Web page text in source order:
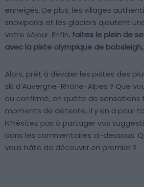
enneigés. De plus, les villages
snowparks et les glaciers ajoutent
votre séjour. Enfin, faites le plein de
avec la piste olympique de
Alors, prêt à dévaler les pistes des
ski d’Auvergne-Rhône-Alpes ? Que
ou confirmé, en quête de sensations
moments de détente, il y en a pour
N’hésitez pas à partager vos
dans les commentaires ci-dessous.
vous hâte de découvrir en premier ?